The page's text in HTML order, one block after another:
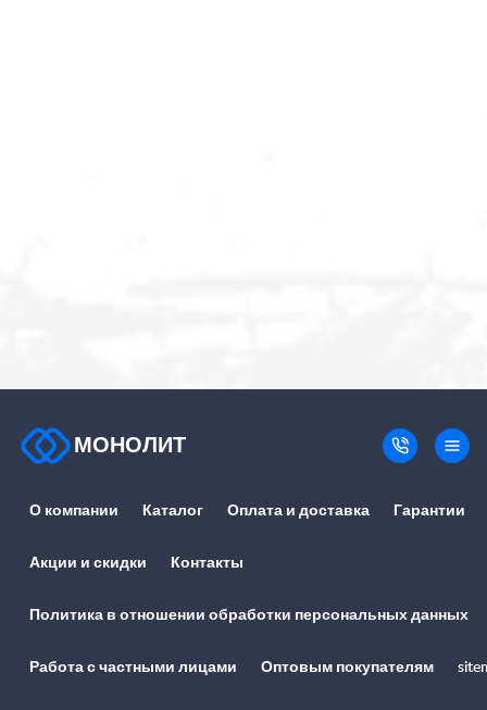
МОНОЛИТ
О компании Каталог Оплата и доставка Гарантии
Акции и скидки Контакты
Политика в отношении обработки персональных данных
Работа с частными лицами Оптовым покупателям